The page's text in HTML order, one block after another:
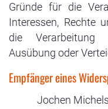
Gründe für die
Interessen, Rechte
die Verarbeitung
Ausübung oder
Empfänger eines
Jochen Michels